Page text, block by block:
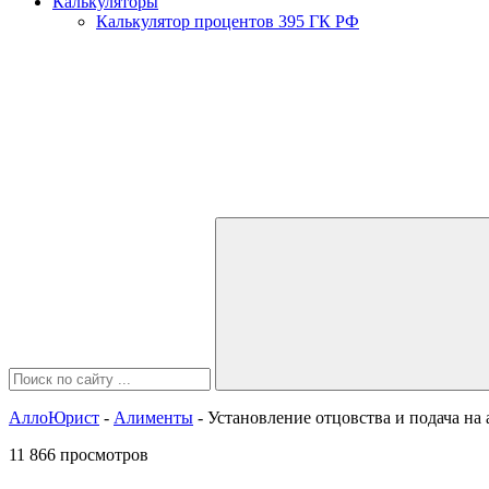
Калькулятор процентов 395 ГК РФ
АллоЮрист - Алименты - Установление отцовства и подача
11 866 просмотров